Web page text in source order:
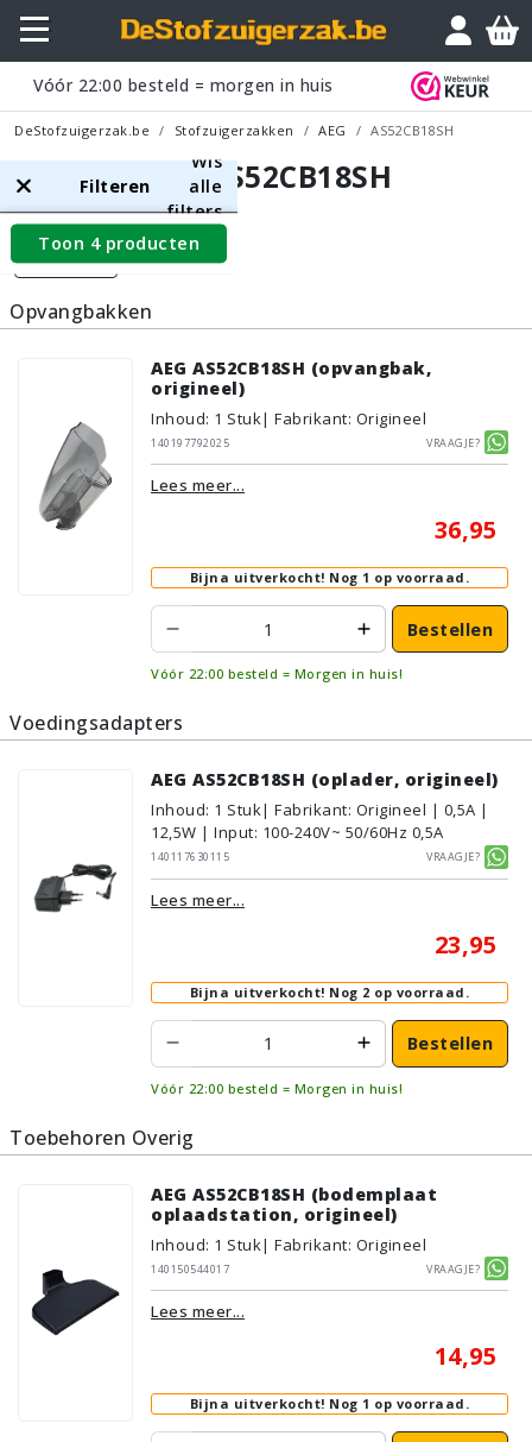
Vóór 22:00 besteld = morgen in huis
DeStofzuigerzak.be Stofzuigerzakken AEG AS52CB18SH
AEG AS52CB18SH
Filters
Filteren
Wis
alle
filters
Toon 4 producten
Opvangbakken
AEG AS52CB18SH (opvangbak,
origineel)
Inhoud: 1 Stuk| Fabrikant: Origineel
140197792025
Vraagje?
Lees meer...
36,95
Bijna uitverkocht! Nog 1 op voorraad.
Bestellen
Vóór 22:00 besteld = Morgen in huis!
Voedingsadapters
AEG AS52CB18SH (oplader, origineel)
Inhoud: 1 Stuk| Fabrikant: Origineel | 0,5A |
12,5W | Input: 100-240V~ 50/60Hz 0,5A
140117630115
Vraagje?
Lees meer...
23,95
Bijna uitverkocht! Nog 2 op voorraad.
Bestellen
Vóór 22:00 besteld = Morgen in huis!
Toebehoren Overig
AEG AS52CB18SH (bodemplaat
oplaadstation, origineel)
Inhoud: 1 Stuk| Fabrikant: Origineel
140150544017
Vraagje?
Lees meer...
14,95
Bijna uitverkocht! Nog 1 op voorraad.